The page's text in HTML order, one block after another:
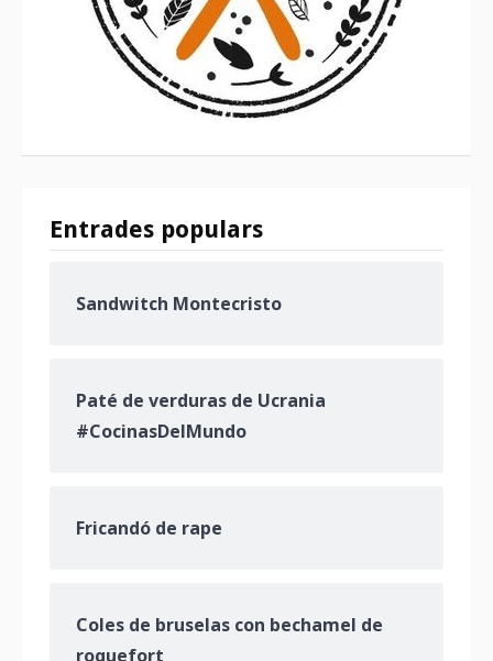
Entrades populars
Sandwitch Montecristo
Paté de verduras de Ucrania
#CocinasDelMundo
Fricandó de rape
Coles de bruselas con bechamel de
roquefort